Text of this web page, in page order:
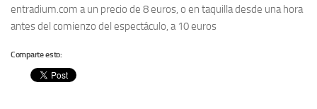
entradium.com a un precio de 8 euros, o en taquilla desde una hora
antes del comienzo del espectáculo, a 10 euros
Comparte esto: